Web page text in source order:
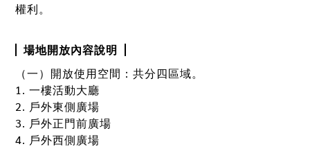
權利。
場地開放內容說明
（一）開放使用空間：共分四區域。
1. 一樓活動大廳
2. 戶外東側廣場
3. 戶外正門前廣場
4. 戶外西側廣場